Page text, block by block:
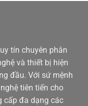
tín chuyên phân
và thiết bị hiện
đầu. Với sứ mệnh
tiên tiến cho
cấp đa dạng các